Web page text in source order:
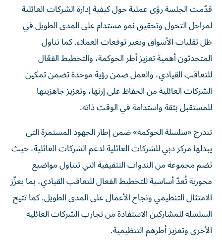
قدّمت الجلسة رؤى عملية حول كيفية إدارة الشركات العائلية
لمراحل التحول وتحقيق نمو مستدام على المدى الطويل في
ظل تقلبات الأسواق وتغير توقعات العملاء. كما تناول
المتحدثون أهمية تعزيز أطر الحوكمة، والتخطيط الفعّال
للتعاقب القيادي، والعمل ضمن رؤية موحدة تضمن تمكين
الشركات العائلية من الحفاظ على إرثها، وتعزيز جاهزيتها
للمستقبل بثقة واستدامة في الوقت ذاته.
تندرج «سلسلة الحوكمة» ضمن إطار الجهود المستمرة التي
يبذلها مركز دبي للشركات العائلية لدعم الشركات العائلية، حيث
تضم مجموعة من الندوات التثقيفية التي تتناول مواضيع
محورية تُعدّ أساسية للتخطيط الفعال للتعاقب القيادي، بما يعزّز
الامتثال التنظيمي ونجاح الأعمال على المدى الطويل. كما تتيح
السلسلة للمشاركين الاستفادة من تجارب الشركات العائلية
الأخرى وتعزيز أطرهم التنظيمية.